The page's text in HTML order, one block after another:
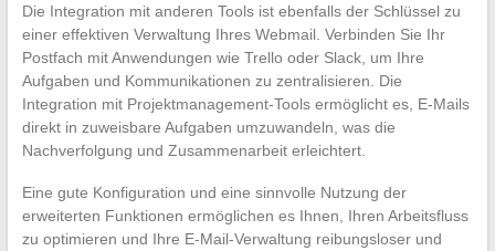
Die Integration mit anderen Tools ist ebenfalls der Schlüssel zu
einer effektiven Verwaltung Ihres Webmail. Verbinden Sie Ihr
Postfach mit Anwendungen wie Trello oder Slack, um Ihre
Aufgaben und Kommunikationen zu zentralisieren. Die
Integration mit Projektmanagement-Tools ermöglicht es, E-Mails
direkt in zuweisbare Aufgaben umzuwandeln, was die
Nachverfolgung und Zusammenarbeit erleichtert.
Eine gute Konfiguration und eine sinnvolle Nutzung der
erweiterten Funktionen ermöglichen es Ihnen, Ihren Arbeitsfluss
zu optimieren und Ihre E-Mail-Verwaltung reibungsloser und